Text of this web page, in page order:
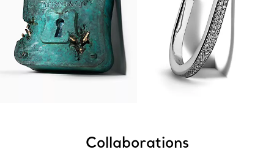
Collaborations